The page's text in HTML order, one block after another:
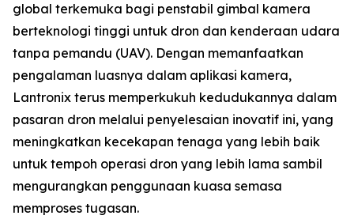
global terkemuka bagi penstabil gimbal kamera
berteknologi tinggi untuk dron dan kenderaan udara
tanpa pemandu (UAV). Dengan memanfaatkan
pengalaman luasnya dalam aplikasi kamera,
Lantronix terus memperkukuh kedudukannya dalam
pasaran dron melalui penyelesaian inovatif ini, yang
meningkatkan kecekapan tenaga yang lebih baik
untuk tempoh operasi dron yang lebih lama sambil
mengurangkan penggunaan kuasa semasa
memproses tugasan.